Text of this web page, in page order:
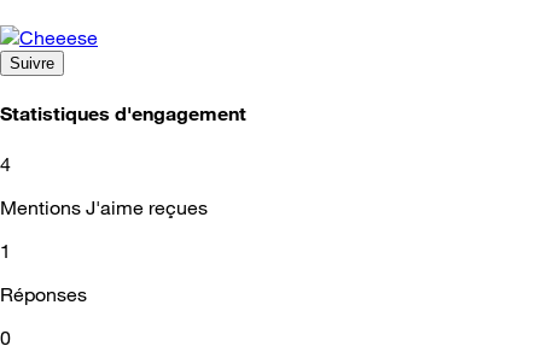
Suivre
Statistiques d'engagement
4
Mentions J'aime reçues
1
Réponses
0